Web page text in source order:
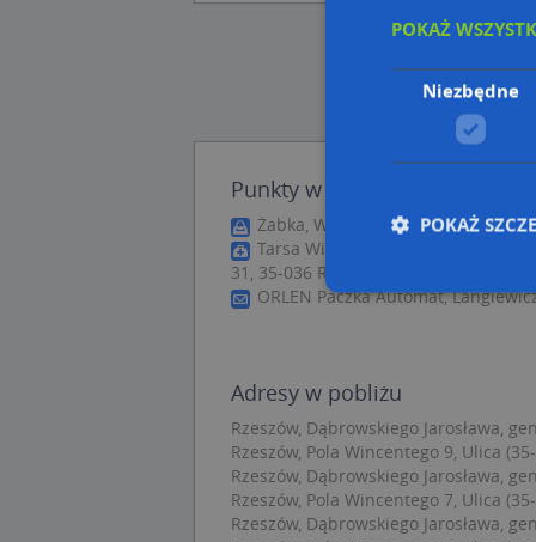
Punkty w pobliżu
Żabka, Wincentego Pola 15 lok. L-
Tarsa Wiesława. Zakład optyczny,
31, 35-036 Rzeszów
ORLEN Paczka Automat,
Adresy w pobliżu
Rzeszów, Dąbrowskiego Jarosława,
Rzeszów, Pola Wincentego 9, Ulica
Rzeszów, Dąbrowskiego Jarosława,
Rzeszów, Pola Wincentego 7, Ulica
Rzeszów, Dąbrowskiego Jarosława,
POKAŻ
Niezbędne
POKAŻ
Nazwa
APPSESSID